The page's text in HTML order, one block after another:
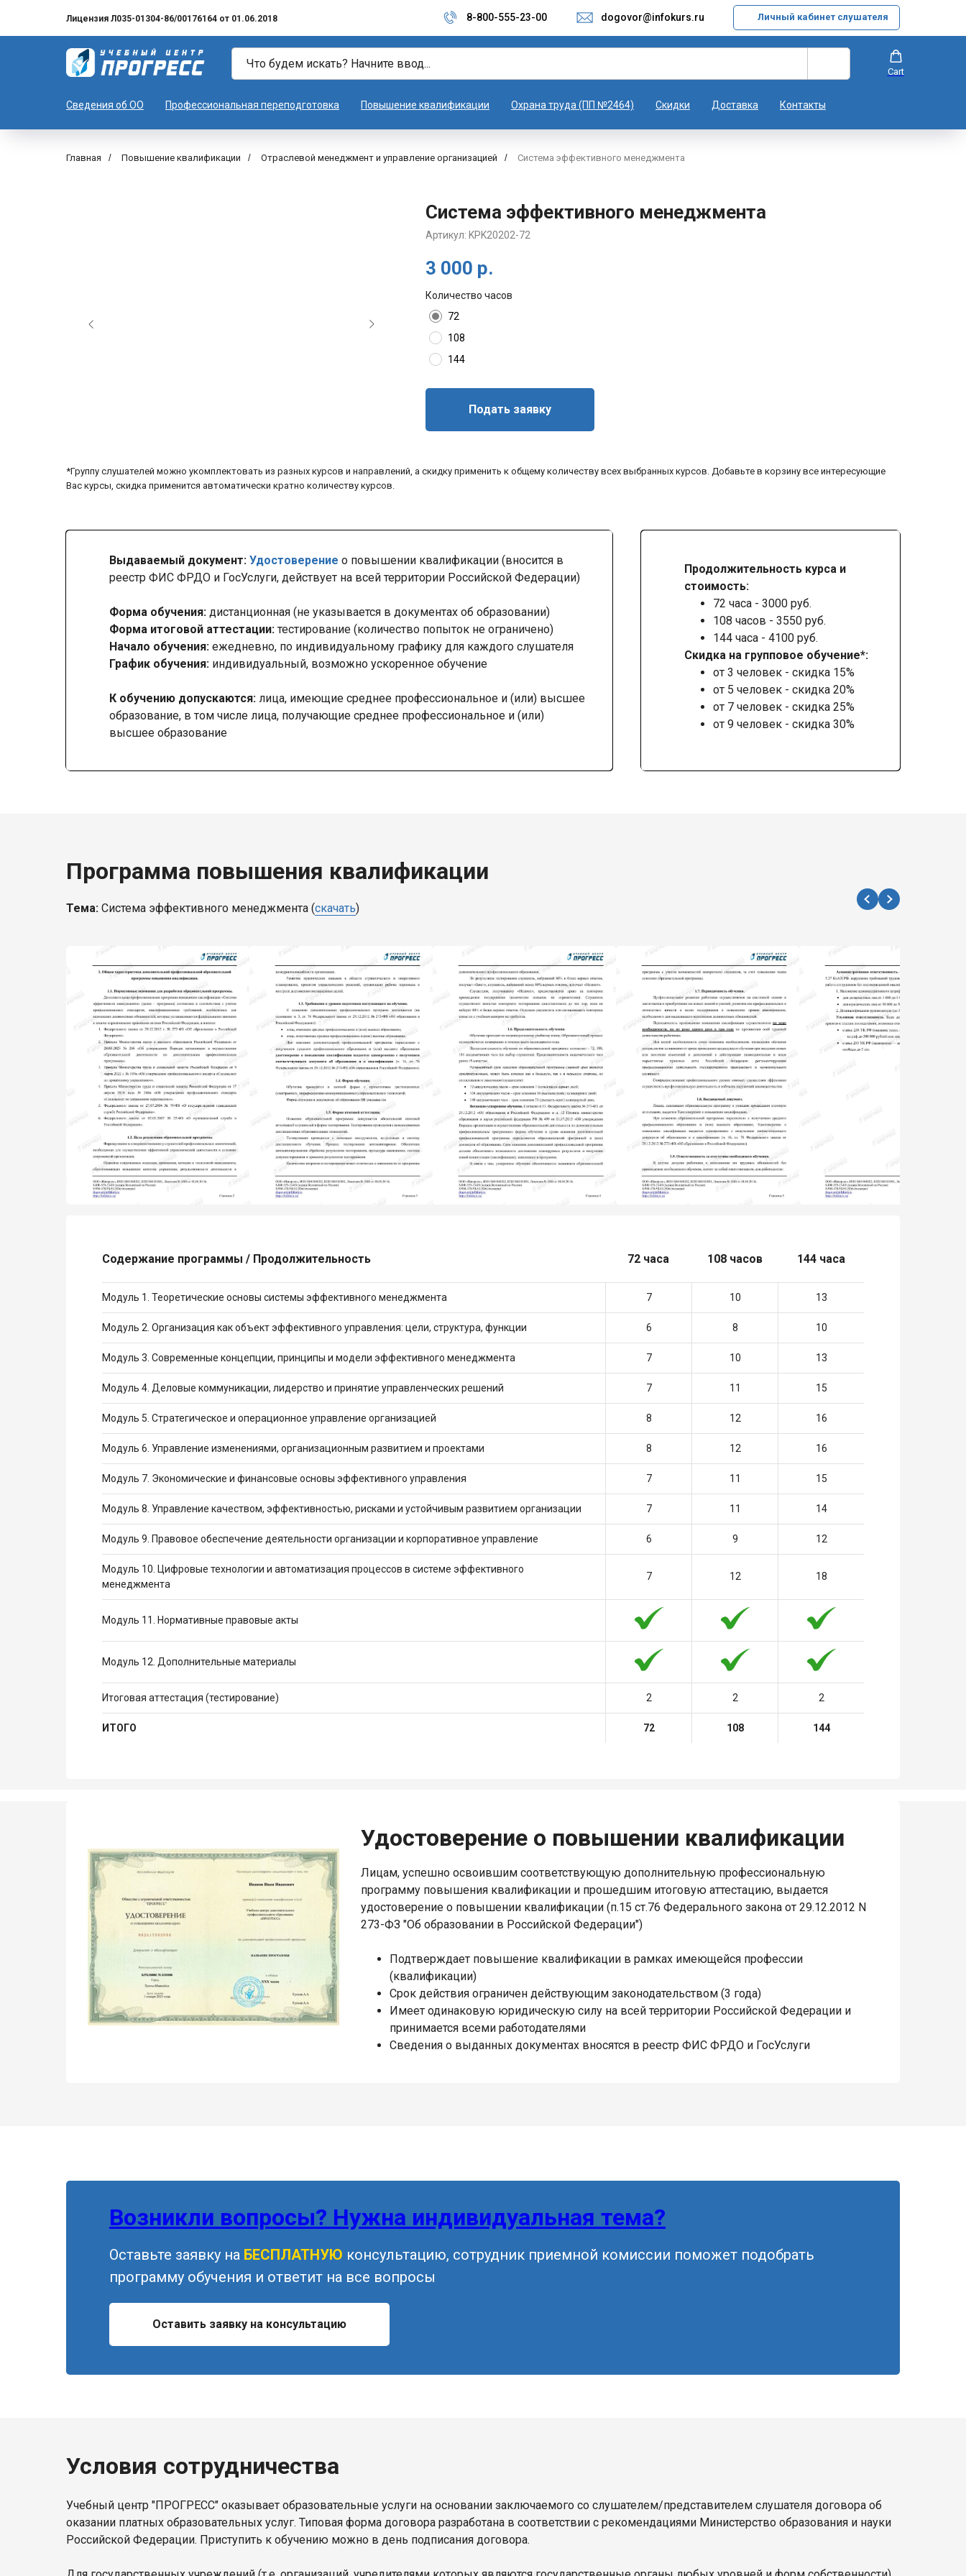
Лицензия Л035-01304-86/00176164 от 01.06.2018 8-800-555-23-00 dogovor@infokurs.ru Личный кабинет слушателя
Cart
Сведения об ОО Профессиональная переподготовка Повышение квалификации Охрана труда (ПП №2464) Скидки Доставка Контакты
Главная / Повышение квалификации / Отраслевой менеджмент и управление организацией / Система эффективного менеджмента
Система эффективного менеджмента
Артикул: KPK20202-72
3 000 р.
Количество часов
72
108
144
Подать заявку
*Группу слушателей можно укомплектовать из разных курсов и направлений, а скидку применить к общему количеству всех выбранных курсов. Добавьте в корзину все интересующие
Вас курсы, скидка применится автоматически кратно количеству курсов.
Выдаваемый документ: Удостоверение о повышении квалификации (вносится в
реестр ФИС ФРДО и ГосУслуги, действует на всей территории Российской Федерации)
Форма обучения: дистанционная (не указывается в документах об образовании)
Форма итоговой аттестации: тестирование (количество попыток не ограничено)
Начало обучения: ежедневно, по индивидуальному графику для каждого слушателя
График обучения: индивидуальный, возможно ускоренное обучение
К обучению допускаются: лица, имеющие среднее профессиональное и (или) высшее
образование, в том числе лица, получающие среднее профессиональное и (или)
высшее образование
Продолжительность курса и
стоимость:
72 часа - 3000 руб.
108 часов - 3550 руб.
144 часа - 4100 руб.
Скидка на групповое обучение*:
от 3 человек - скидка 15%
от 5 человек - скидка 20%
от 7 человек - скидка 25%
от 9 человек - скидка 30%
Программа повышения квалификации
Тема: Система эффективного менеджмента (скачать)
Содержание программы / Продолжительность 72 часа 108 часов 144 часа
Модуль 1. Теоретические основы системы эффективного менеджмента 7 10 13
Модуль 2. Организация как объект эффективного управления: цели, структура, функции 6 8 10
Модуль 3. Современные концепции, принципы и модели эффективного менеджмента 7 10 13
Модуль 4. Деловые коммуникации, лидерство и принятие управленческих решений 7 11 15
Модуль 5. Стратегическое и операционное управление организацией 8 12 16
Модуль 6. Управление изменениями, организационным развитием и проектами 8 12 16
Модуль 7. Экономические и финансовые основы эффективного управления 7 11 15
Модуль 8. Управление качеством, эффективностью, рисками и устойчивым развитием организации 7 11 14
Модуль 9. Правовое обеспечение деятельности организации и корпоративное управление 6 9 12
Модуль 10. Цифровые технологии и автоматизация процессов в системе эффективного
менеджмента
7 12 18
Модуль 11. Нормативные правовые акты
Модуль 12. Дополнительные материалы
Итоговая аттестация (тестирование) 2 2 2
ИТОГО 72 108 144
Удостоверение о повышении квалификации
Лицам, успешно освоившим соответствующую дополнительную профессиональную
программу повышения квалификации и прошедшим итоговую аттестацию, выдается
удостоверение о повышении квалификации (п.15 ст.76 Федерального закона от 29.12.2012 N
273-ФЗ "Об образовании в Российской Федерации")
Подтверждает повышение квалификации в рамках имеющейся профессии
(квалификации)
Срок действия ограничен действующим законодательством (3 года)
Имеет одинаковую юридическую силу на всей территории Российской Федерации и
принимается всеми работодателями
Сведения о выданных документах вносятся в реестр ФИС ФРДО и ГосУслуги
Возникли вопросы? Нужна индивидуальная тема?
Оставьте заявку на БЕСПЛАТНУЮ консультацию, сотрудник приемной комиссии поможет подобрать
программу обучения и ответит на все вопросы
Оставить заявку на консультацию
Условия сотрудничества
Учебный центр "ПРОГРЕСС" оказывает образовательные услуги на основании заключаемого со слушателем/представителем слушателя договора об
оказании платных образовательных услуг. Типовая форма договора разработана в соответствии с рекомендациями Министерство образования и науки
Российской Федерации. Приступить к обучению можно в день подписания договора.